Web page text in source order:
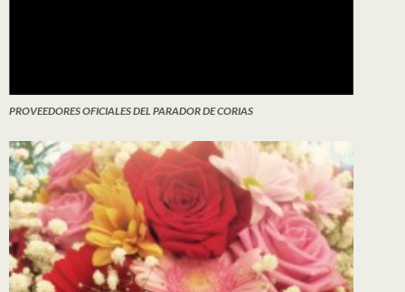
PROVEEDORES OFICIALES DEL PARADOR DE CORIAS